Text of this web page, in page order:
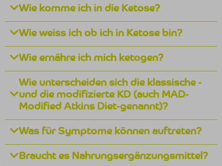
Wie komme ich in die Ketose?
Wie weiss ich ob ich in Ketose bin?
Wie ernähre ich mich ketogen?
Wie unterscheiden sich die klassische -
und die modifizierte KD (auch MAD-
Modified Atkins Diet-genannt)?
Was für Symptome können auftreten?
Braucht es Nahrungsergänzungsmittel?